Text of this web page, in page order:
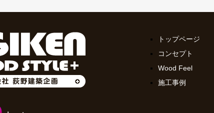
トップページ
コンセプト
Wood Feel
施工事例